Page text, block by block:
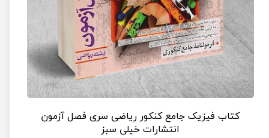
کتاب فیزیک جامع کنکور ریاضی سری فصل آزمون
انتشارات خیلی سبز